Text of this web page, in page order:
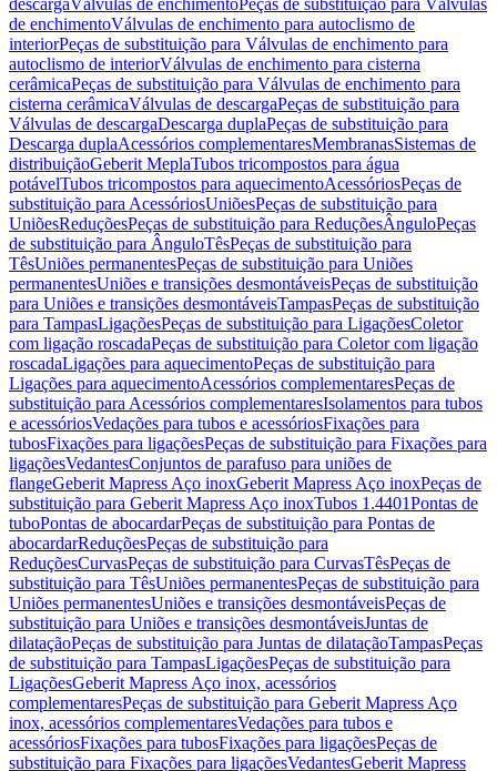
descargaVálvulas de enchimentoPeças de substituição para Válvulas
de enchimentoVálvulas de enchimento para autoclismo de
interiorPeças de substituição para Válvulas de enchimento para
autoclismo de interiorVálvulas de enchimento para cisterna
cerâmicaPeças de substituição para Válvulas de enchimento para
cisterna cerâmicaVálvulas de descargaPeças de substituição para
Válvulas de descargaDescarga duplaPeças de substituição para
Descarga duplaAcessórios complementaresMembranasSistemas de
distribuiçãoGeberit MeplaTubos tricompostos para água
potávelTubos tricompostos para aquecimentoAcessóriosPeças de
substituição para AcessóriosUniõesPeças de substituição para
UniõesReduçõesPeças de substituição para ReduçõesÂnguloPeças
de substituição para ÂnguloTêsPeças de substituição para
TêsUniões permanentesPeças de substituição para Uniões
permanentesUniões e transições desmontáveisPeças de substituição
para Uniões e transições desmontáveisTampasPeças de substituição
para TampasLigaçõesPeças de substituição para LigaçõesColetor
com ligação roscadaPeças de substituição para Coletor com ligação
roscadaLigações para aquecimentoPeças de substituição para
Ligações para aquecimentoAcessórios complementaresPeças de
substituição para Acessórios complementaresIsolamentos para tubos
e acessóriosVedações para tubos e acessóriosFixações para
tubosFixações para ligaçõesPeças de substituição para Fixações para
ligaçõesVedantesConjuntos de parafuso para uniões de
flangeGeberit Mapress Aço inoxGeberit Mapress Aço inoxPeças de
substituição para Geberit Mapress Aço inoxTubos 1.4401Pontas de
tuboPontas de abocardarPeças de substituição para Pontas de
abocardarReduçõesPeças de substituição para
ReduçõesCurvasPeças de substituição para CurvasTêsPeças de
substituição para TêsUniões permanentesPeças de substituição para
Uniões permanentesUniões e transições desmontáveisPeças de
substituição para Uniões e transições desmontáveisJuntas de
dilataçãoPeças de substituição para Juntas de dilataçãoTampasPeças
de substituição para TampasLigaçõesPeças de substituição para
LigaçõesGeberit Mapress Aço inox, acessórios
complementaresPeças de substituição para Geberit Mapress Aço
inox, acessórios complementaresVedações para tubos e
acessóriosFixações para tubosFixações para ligaçõesPeças de
substituição para Fixações para ligaçõesVedantesGeberit Mapress